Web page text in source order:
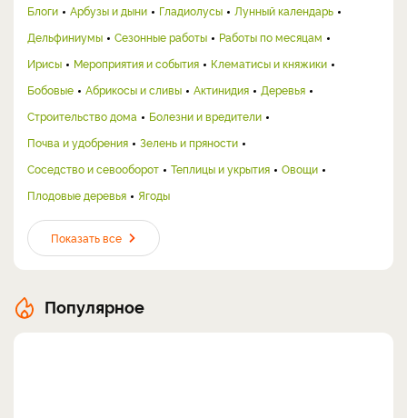
Блоги Арбузы и дыни Гладиолусы
Лунный календарь
Дельфиниумы
Сезонные работы
Работы по месяцам
Ирисы
Мероприятия и события
Клематисы и княжики
Бобовые
Абрикосы и сливы Актинидия
Деревья
Строительство дома
Болезни и вредители
Почва и удобрения
Зелень и пряности
Соседство и севооборот
Теплицы и укрытия
Овощи
Плодовые деревья
Ягоды
Показать все
Популярное